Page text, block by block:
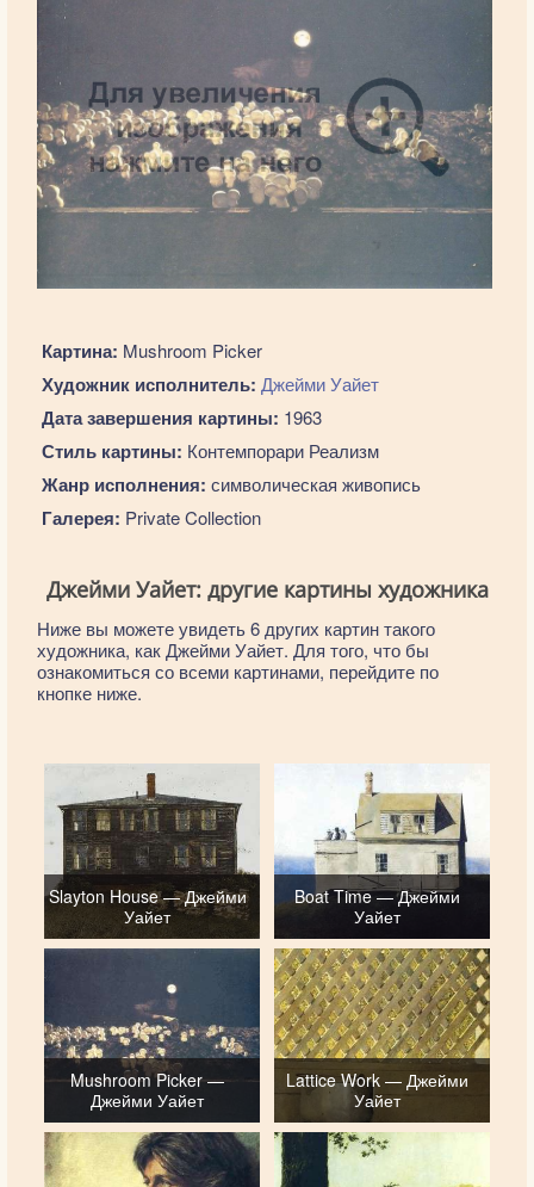
Картина: Mushroom Picker
Художник исполнитель: Джейми Уайет
Дата завершения картины: 1963
Стиль картины: Контемпорари Реализм
Жанр исполнения: символическая живопись
Галерея: Private Collection
Джейми Уайет: другие картины художника
Ниже вы можете увидеть 6 других картин такого
художника, как Джейми Уайет. Для того, что бы
ознакомиться со всеми картинами, перейдите по
кнопке ниже.
Slayton House — Джейми
Уайет
Boat Time — Джейми
Уайет
Mushroom Picker —
Джейми Уайет
Lattice Work — Джейми
Уайет